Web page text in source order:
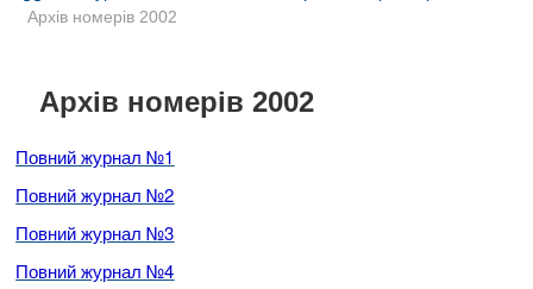
Архів номерів 2002
Архів номерів 2002
Повний журнал №1
Повний журнал №2
Повний журнал №3
Повний журнал №4